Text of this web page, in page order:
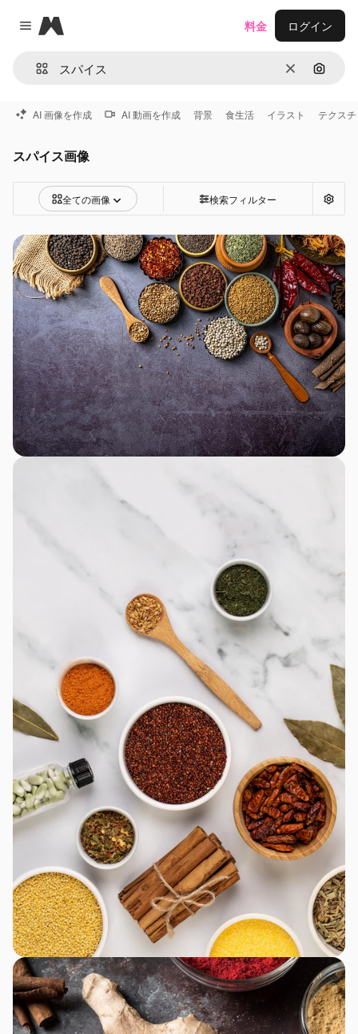
Close menu
Magnific
消去 画像で
料金 ログイン
AI 画像を作成 AI 動画を作成 背景 食生活 イラスト テクス
スパイス画像
全ての画像 検索フィルター